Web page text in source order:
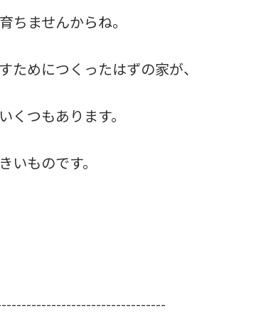
ちませんからね。
ためにつくったはずの家が、
くつもあります。
いものです。